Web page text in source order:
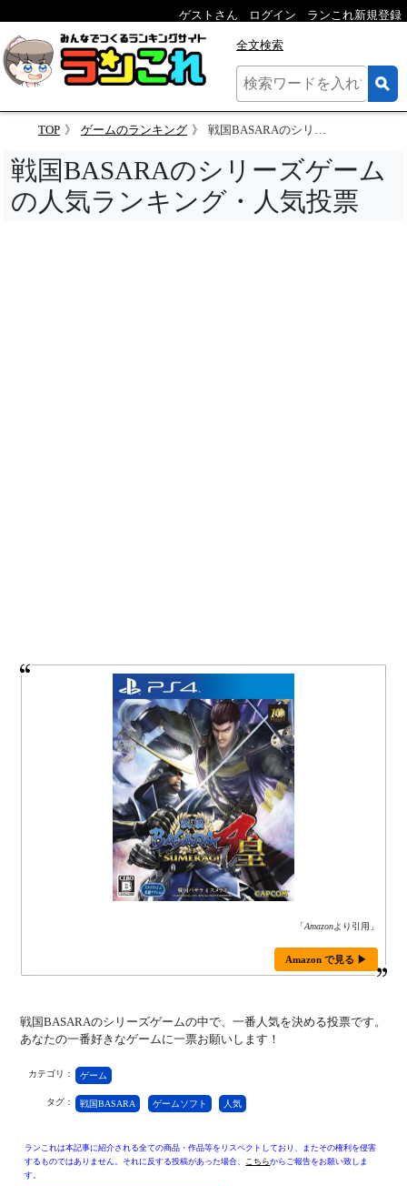
ゲストさん ログイン ランこれ新規登録
全文検索
TOP ゲームのランキング 戦国BASARAのシリーズゲームの人気ランキング
戦国BASARAのシリーズゲーム
の人気ランキング・人気投票
「Amazonより引用」
Amazon で見る ▶
戦国BASARAのシリーズゲームの中で、一番人気を決める投票です。
あなたの一番好きなゲームに一票お願いします！
カテゴリ： ゲーム
タグ： 戦国BASARA ゲームソフト 人気
ランこれは本記事に紹介される全ての商品・作品等をリスペクトしており、またその権利を侵害
するものではありません。それに反する投稿があった場合、 こちらからご報告をお願い致しま
す。